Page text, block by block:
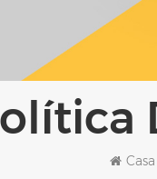
Casa